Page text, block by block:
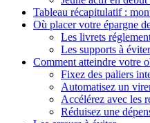
Tableau récapitulatif :
Où placer votre épargne
Les livrets
Les supports à
Comment atteindre votre
Fixez des paliers
Automatisez un
Accélérez avec les
Réduisez une